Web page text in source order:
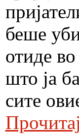
беше
отиде
што ја
сите